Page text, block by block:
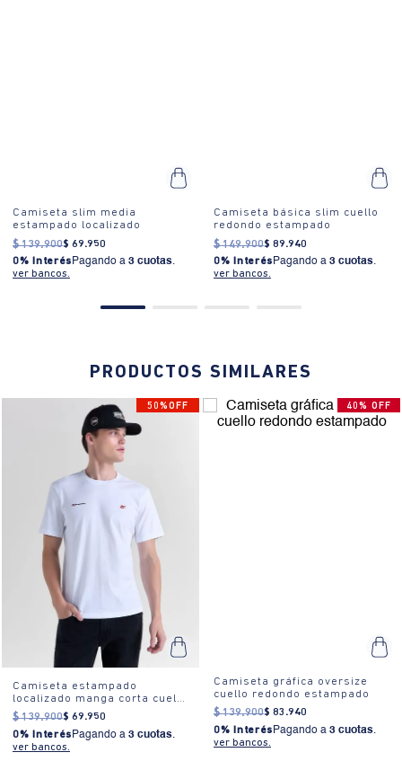
Camiseta slim media
estampado localizado
$ 139.900$ 69.950
0% Interés Pagando a 3 cuotas.
ver bancos.
Camiseta básica slim cuello
redondo estampado
$ 149.900$ 89.940
0% Interés Pagando a 3 cuotas.
ver bancos.
PRODUCTOS SIMILARES
50%OFF
Camiseta estampado
localizado manga corta cuello
redondo para hombre
$ 139.900$ 69.950
0% Interés Pagando a 3 cuotas.
ver bancos.
40% OFF
Camiseta gráfica oversize
cuello redondo estampado
$ 139.900$ 83 .940
0% Interés Pagando a 3 cuotas.
ver bancos.